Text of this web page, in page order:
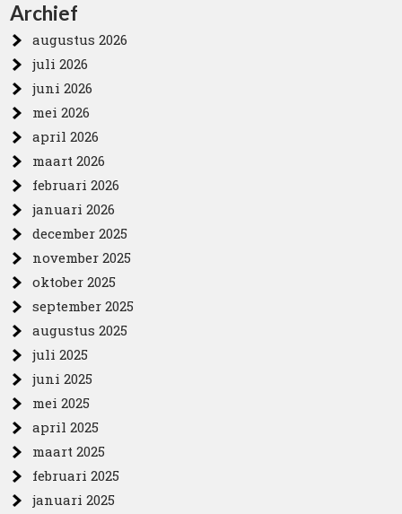
Archief
augustus 2026
juli 2026
juni 2026
mei 2026
april 2026
maart 2026
februari 2026
januari 2026
december 2025
november 2025
oktober 2025
september 2025
augustus 2025
juli 2025
juni 2025
mei 2025
april 2025
maart 2025
februari 2025
januari 2025